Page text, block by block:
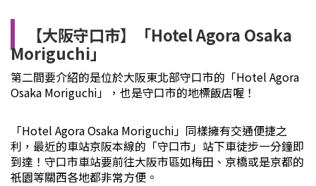
【大阪守口市】「Hotel Agora Osaka
Moriguchi」
第二間要介紹的是位於大阪東北部守口市的「Hotel Agora
Osaka Moriguchi」，也是守口市的地標飯店喔！
「Hotel Agora Osaka Moriguchi」同樣擁有交通便捷之
利，最近的車站京阪本線的「守口市」站下車徒步一分鐘即
到達！守口市車站要前往大阪市區如梅田、京橋或是京都的
祇園等關西各地都非常方便。